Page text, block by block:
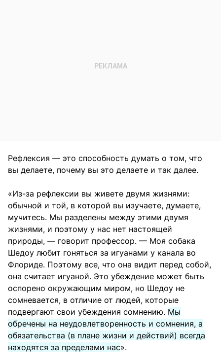
Рефлексия — это способность думать о том, что
вы делаете, почему вы это делаете и так далее.
«Из-за рефлексии вы живете двумя жизнями:
обычной и той, в которой вы изучаете, думаете,
мучитесь. Мы разделены между этими двумя
жизнями, и поэтому у нас нет настоящей
природы, — говорит профессор. — Моя собака
Шедоу любит гоняться за игуанами у канала во
Флориде. Поэтому все, что она видит перед собой,
она считает игуаной. Это убеждение может быть
оспорено окружающим миром, но Шедоу не
сомневается, в отличие от людей, которые
подвергают свои убеждения сомнению. Мы
обречены на неудовлетворенность и сомнения, а
обязательства (в плане жизни и действий) всегда
находятся за пределами нас».